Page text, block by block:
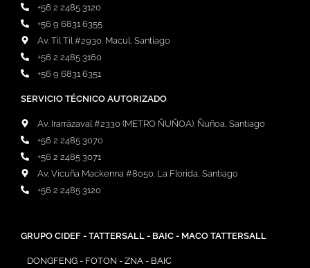
+56 2 2485 3120
+56 9 6831 6355
Av. Til Til #2930. Macul, Santiago
+56 2 2485 3160
+56 9 6831 6351
SERVICIO TÉCNICO AUTORIZADO
Av. Irarrázaval #2330 (METRO ÑUÑOA). Ñuñoa, Santiago
+56 2 2485 3070
+56 2 2485 3071
Av. Vicuña Mackenna #8050. La Florida, Santiago
+56 2 2485 3120
GRUPO CIDEF - TATTERSALL - BAIC - MACO TATTERSALL
DONGFENG - FOTON - ZNA - BAIC